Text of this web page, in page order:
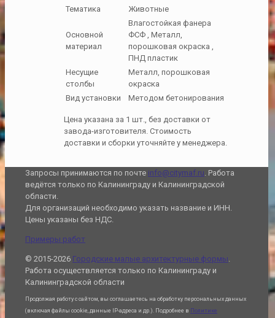
Тематика
Животные
Основной
материал
Влагостойкая фанера
ФСФ , Металл,
порошковая окраска ,
ПНД пластик
Несущие
столбы
Металл, порошковая
окраска
Вид установки
Методом бетонирования
Цена указана за 1 шт., без доставки от
завода-изготовителя. Стоимость
доставки и сборки уточняйте у менеджера.
Запросы принимаются по почте info@citymaf.ru. Работа
ведётся только по Калининграду и Калининградской
области.
Для организаций необходимо указать название и ИНН.
Цены указаны без НДС.
Примеры работ
© 2015-2026 Городские малые архитектурные формы.
Работа осуществляется только по Калининграду и
Калининградской области
Продолжая работу с сайтом, вы соглашаетесь на обработку персональных данных
(включая файлы cookie, данные IP-адреса и др.). Подробнее в Политике